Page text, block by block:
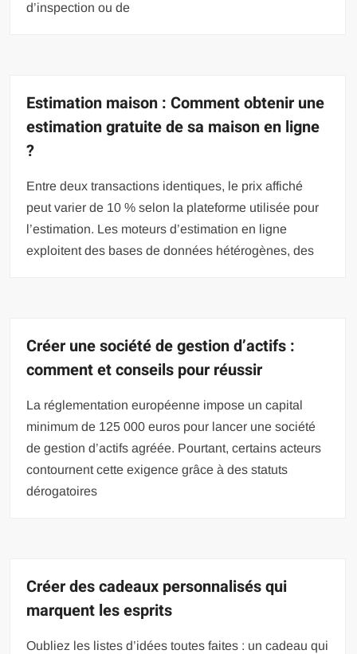
d’inspection ou de
Estimation maison : Comment obtenir une
estimation gratuite de sa maison en ligne
?
Entre deux transactions identiques, le prix affiché
peut varier de 10 % selon la plateforme utilisée pour
l’estimation. Les moteurs d’estimation en ligne
exploitent des bases de données hétérogènes, des
Créer une société de gestion d’actifs :
comment et conseils pour réussir
La réglementation européenne impose un capital
minimum de 125 000 euros pour lancer une société
de gestion d’actifs agréée. Pourtant, certains acteurs
contournent cette exigence grâce à des statuts
dérogatoires
Créer des cadeaux personnalisés qui
marquent les esprits
Oubliez les listes d’idées toutes faites : un cadeau qui